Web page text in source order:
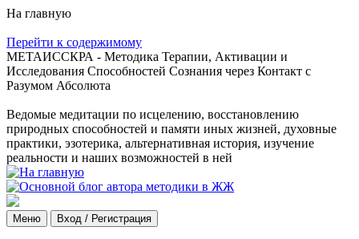
На главную
Перейти к содержимому
МЕТАИССКРА - Методика Терапии, Активации и
Исследования Способностей Сознания через Контакт с
Разумом Абсолюта
Ведомые медитации по исцелению, восстановлению
природных способностей и памяти иных жизней, духовные
практики, эзотерика, альтернативная история, изучение
реальности и наших возможностей в ней
Меню Вход / Регистрация